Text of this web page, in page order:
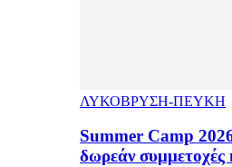
ΛΥΚΟΒΡΥΣΗ-ΠΕΥΚΗ
Summer Camp
δωρεάν